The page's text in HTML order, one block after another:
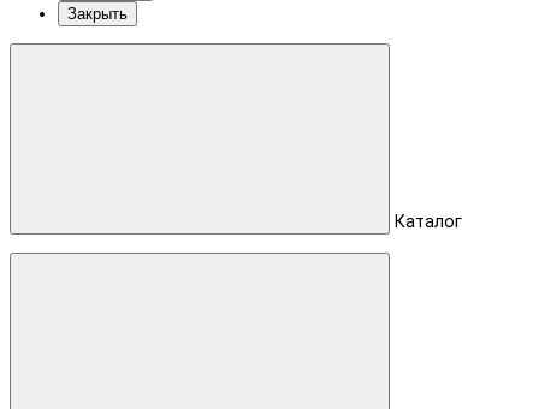
Закрыть
Каталог